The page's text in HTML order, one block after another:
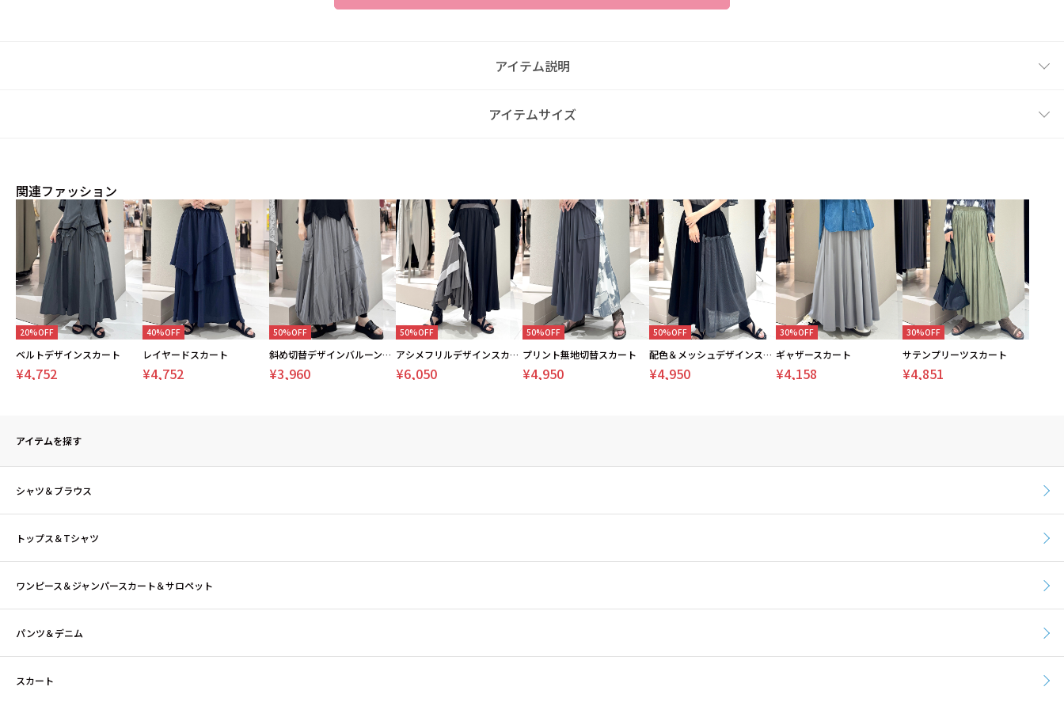
アイテム説明
アイテムサイズ
関連ファッション
20%OFF
ベルトデザインスカート
¥4,752
40%OFF
レイヤードスカート
¥4,752
50%OFF
斜め切替デザインバルーンスカート
¥3,960
50%OFF
アシメフリルデザインスカート
¥6,050
50%OFF
プリント無地切替スカート
¥4,950
50%OFF
配色＆メッシュデザインスカート
¥4,950
30%OFF
ギャザースカート
¥4,158
30%OFF
サテンプリーツスカート
¥4,851
アイテムを探す
シャツ＆ブラウス
トップス＆Tシャツ
ワンピース＆ジャンパースカート＆サロペット
パンツ＆デニム
スカート